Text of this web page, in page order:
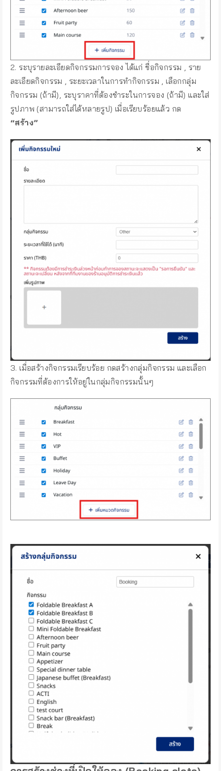
2. ระบุรายละเอียดกิจกรรมการจอง ได้แก่ ชื่อกิจกรรม , ราย
ละเอียดกิจกรรม , ระยะเวลาในการทำกิจกรรม , เลือกกลุ่ม
กิจกรรม (ถ้ามี), ระบุราคาที่ต้องชำระในการจอง (ถ้ามี) และใส่
รูปภาพ (สามารถใส่ได้หลายรูป) เมื่อเรียบร้อยแล้ว กด
“สร้าง”
3. เมื่อสร้างกิจกรรมเรียบร้อย กดสร้างกลุ่มกิจกรรม และเลือก
กิจกรรมที่ต้องการให้อยู่ในกลุ่มกิจกรรมนั้นๆ